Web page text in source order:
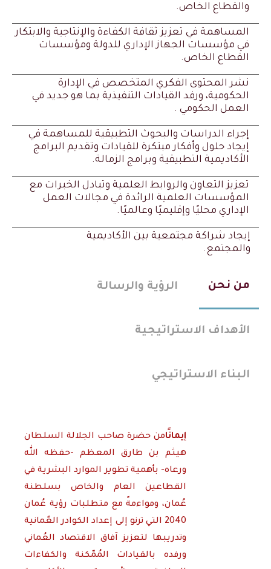
والقطاع الخاص.
المساهمة في تعزيز ثقافة الكفاءة والإنتاجية والابتكار
في مؤسسات الجهاز الإداري للدولة ومؤسسات
القطاع الخاص.
نشر المحتوى الفكري المتخصص في الإدارة
الحكومية، ورفد القيادات التنفيذية بما هو جديد في
العمل الحكومي .
إجراء الدراسات والبحوث التطبيقية للمساهمة في
إيجاد حلول وأفكار مبتكرة للقيادات وتقديم البرامج
الأكاديمية التطبيقية وبرامج الزمالة.
تعزيز التعاون والروابط العلمية وتبادل الخبرات مع
المؤسسات العلمية الرائدة في مجالات العمل
الإداري محليًا وإقليميًا وعالميًا.
إيجاد شراكة مجتمعية بين الأكاديمية
والمجتمع.
من نحن الرؤية والرسالة
الأهداف الاستراتيجية
البناء الاستراتيجي
إيمانًامن حضرة صاحب الجلالة السلطان
هيثم بن طارق المعظم -حفظه الله
ورعاه- بأهمية تطوير الموارد البشرية في
القطاعين العام والخاص بسلطنة
عُمان، ومواءمةً مع متطلبات رؤية عُمان
2040 التي ترنو إلى إعداد الكوادر العٌمانية
وتدريبها لتعزيز آفاق الاقتصاد العُماني
ورفده بالقيادات المُمّكنة والكفاءات